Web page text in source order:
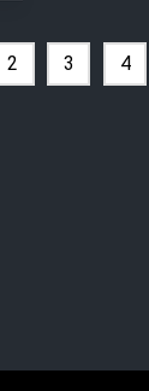
2 3 4